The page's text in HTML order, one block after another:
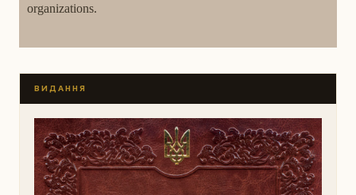
organizations.
ВИДАННЯ